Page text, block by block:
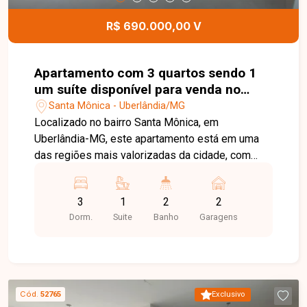
R$ 690.000,00 V
Apartamento com 3 quartos sendo 1
um suíte disponível para venda no
bairro Santa Mônica em Uberlândia-
MG
Santa Mônica - Uberlândia/MG
Localizado no bairro Santa Mônica, em
Uberlândia-MG, este apartamento está em uma
das regiões mais valorizadas da cidade, com
principais vias e proximidade com universidades,
supermercados, escolas, farmácias, restaurantes
e diversos comércios e serviços, proporcionando
quartos, sendo 01 suíte, banheiro social e 02
vagas de garagem cobertas com tomadas para
3
Dorm.
1
Suite
2
Banho
2
Garagens
Exclusivo
Cód. 52765